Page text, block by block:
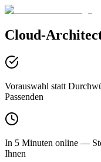
Cloud-
Vorauswahl statt
Passenden
In 5 Minuten online —
Ihnen